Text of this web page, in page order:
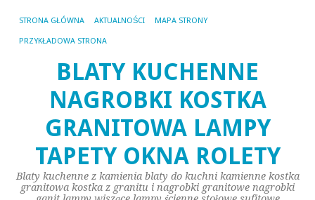
STRONA GŁÓWNA AKTUALNOŚCI MAPA STRONY
PRZYKŁADOWA STRONA
BLATY KUCHENNE
NAGROBKI KOSTKA
GRANITOWA LAMPY
TAPETY OKNA ROLETY
Blaty kuchenne z kamienia blaty do kuchni kamienne kostka
granitowa kostka z granitu i nagrobki granitowe nagrobki